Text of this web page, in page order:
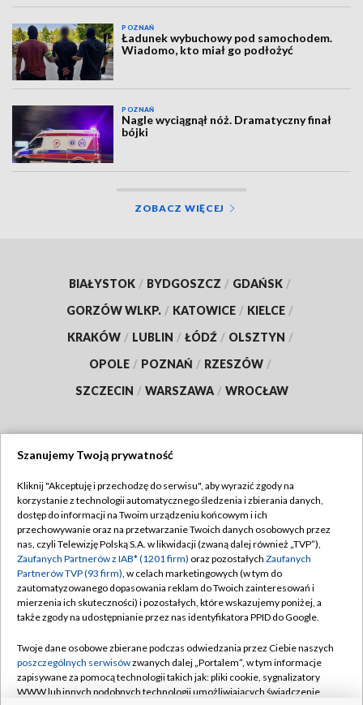
POZNAŃ
Ładunek wybuchowy pod samochodem.
Wiadomo, kto miał go podłożyć
POZNAŃ
Nagle wyciągnął nóż. Dramatyczny finał
bójki
ZOBACZ WIĘCEJ
BIAŁYSTOK / BYDGOSZCZ / GDAŃSK /
GORZÓW WLKP. / KATOWICE / KIELCE /
KRAKÓW / LUBLIN / ŁÓDŹ / OLSZTYN /
OPOLE / POZNAŃ / RZESZÓW /
SZCZECIN / WARSZAWA / WROCŁAW
TVP
Abonament TVP
Emisja w TVP
Centrum informacji TVP
Naziemna Telewizja Cyfrowa
Rada Programowa
System NOS
Regulamin TVP
Polityka prywatności
Moje zgody
Pomoc
Kontakt
Szanujemy Twoją prywatność
Kliknij "Akceptuję i przechodzę do serwisu", aby wyrazić zgody na
korzystanie z technologii automatycznego śledzenia i zbierania danych,
dostęp do informacji na Twoim urządzeniu końcowym i ich
przechowywanie oraz na przetwarzanie Twoich danych osobowych przez
nas, czyli Telewizję Polską S.A. w likwidacji (zwaną dalej również „TVP”),
Zaufanych Partnerów z IAB* (1201 firm) oraz pozostałych Zaufanych
Partnerów TVP (93 firm), w celach marketingowych (w tym do
zautomatyzowanego dopasowania reklam do Twoich zainteresowań i
mierzenia ich skuteczności) i pozostałych, które wskazujemy poniżej, a
także zgody na udostępnianie przez nas identyfikatora PPID do Google.
Twoje dane osobowe zbierane podczas odwiedzania przez Ciebie naszych
poszczególnych serwisówzwanych dalej „Portalem”, w tym informacje
zapisywane za pomocą technologii takich jak: pliki cookie, sygnalizatory
WWW lub innych podobnych technologii umożliwiających świadczenie